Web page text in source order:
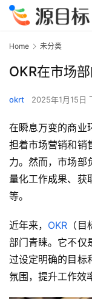
Home 未分类
OKR在市场
okrt 2025年1月15日
在瞬息万变的商业
担着市场营销和销
力。然而，市场部
量化工作成果、获
等。
近年来， OKR （
部门青睐。它不仅
过设定明确的目标
氛围，提升工作效